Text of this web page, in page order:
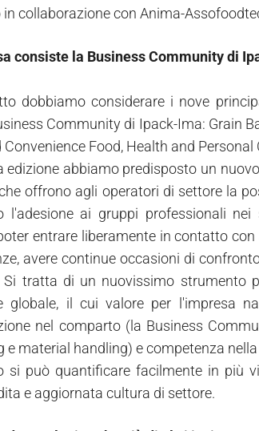
in collaborazione con Anima-
consiste la Business Community di
dobbiamo considerare i nove
Community di Ipack-Ima: Grain
Convenience Food, Health and
edizione abbiamo predisposto un
offrono agli operatori di settore la
l'adesione ai gruppi professionali
entrare liberamente in contatto
avere continue occasioni di
Si tratta di un nuovissimo strumento
globale, il cui valore per l'impresa
nel comparto (la Business
e material handling) e competenza
si può quantificare facilmente in più
e aggiornata cultura di settore.